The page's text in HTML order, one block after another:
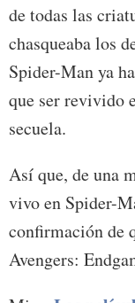
de todas las
chasqueaba los
Spider-Man ya
que ser revivido
secuela.
Así que, de una
vivo en Spider-
confirmación de
Avengers: